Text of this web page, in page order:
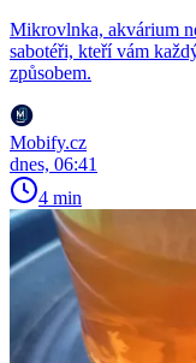
Mikrovlnka, akvárium
sabotéři, kteří vám
způsobem.
Mobify.cz
dnes, 06:41
4 min